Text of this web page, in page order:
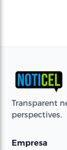
Transparent
perspectives.
Empresa